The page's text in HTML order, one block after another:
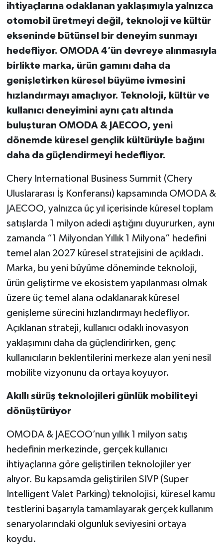
ihtiyaçlarına odaklanan yaklaşımıyla yalnızca
otomobil üretmeyi değil, teknoloji ve kültür
ekseninde bütünsel bir deneyim sunmayı
hedefliyor. OMODA 4’ün devreye alınmasıyla
birlikte marka, ürün gamını daha da
genişletirken küresel büyüme ivmesini
hızlandırmayı amaçlıyor. Teknoloji, kültür ve
kullanıcı deneyimini aynı çatı altında
buluşturan OMODA & JAECOO, yeni
dönemde küresel gençlik kültürüyle bağını
daha da güçlendirmeyi hedefliyor.
Chery International Business Summit (Chery
Uluslararası İş Konferansı) kapsamında OMODA &
JAECOO, yalnızca üç yıl içerisinde küresel toplam
satışlarda 1 milyon adedi aştığını duyururken, aynı
zamanda “1 Milyondan Yıllık 1 Milyona” hedefini
temel alan 2027 küresel stratejisini de açıkladı.
Marka, bu yeni büyüme döneminde teknoloji,
ürün geliştirme ve ekosistem yapılanması olmak
üzere üç temel alana odaklanarak küresel
genişleme sürecini hızlandırmayı hedefliyor.
Açıklanan strateji, kullanıcı odaklı inovasyon
yaklaşımını daha da güçlendirirken, genç
kullanıcıların beklentilerini merkeze alan yeni nesil
mobilite vizyonunu da ortaya koyuyor.
Akıllı sürüş teknolojileri günlük mobiliteyi
dönüştürüyor
OMODA & JAECOO’nun yıllık 1 milyon satış
hedefinin merkezinde, gerçek kullanıcı
ihtiyaçlarına göre geliştirilen teknolojiler yer
alıyor. Bu kapsamda geliştirilen SIVP (Super
Intelligent Valet Parking) teknolojisi, küresel kamu
testlerini başarıyla tamamlayarak gerçek kullanım
senaryolarındaki olgunluk seviyesini ortaya
koydu.